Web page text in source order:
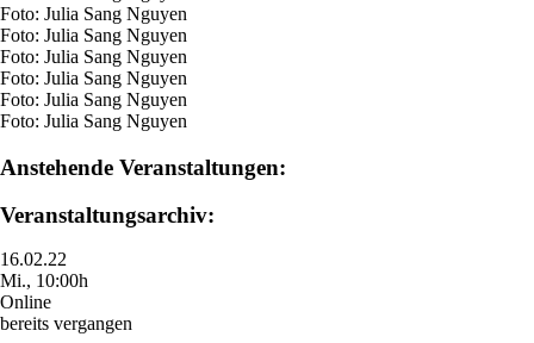
Foto: Julia Sang Nguyen
Foto: Julia Sang Nguyen
Foto: Julia Sang Nguyen
Foto: Julia Sang Nguyen
Foto: Julia Sang Nguyen
Foto: Julia Sang Nguyen
Anstehende Veranstaltungen:
Veranstaltungsarchiv:
16.02.22
Mi., 10:00h
Online
bereits vergangen